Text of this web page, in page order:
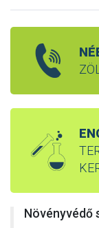
Növényvédő